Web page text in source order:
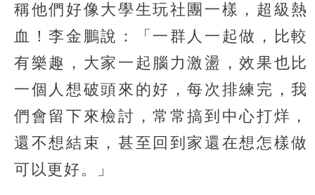
稱他們好像大學生玩社團一樣，超級熱
血！李金鵬說：「一群人一起做，比較
有樂趣，大家一起腦力激盪，效果也比
一個人想破頭來的好，每次排練完，我
們會留下來檢討，常常搞到中心打烊，
還不想結束，甚至回到家還在想怎樣做
可以更好。」